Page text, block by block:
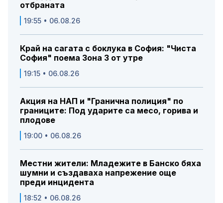
отбраната
19:55 • 06.08.26
Край на сагата с боклука в София: "Чиста
София" поема Зона 3 от утре
19:15 • 06.08.26
Акция на НАП и "Гранична полиция" по
границите: Под ударите са месо, горива и
плодове
19:00 • 06.08.26
Местни жители: Младежите в Банско бяха
шумни и създаваха напрежение още
преди инцидента
18:52 • 06.08.26